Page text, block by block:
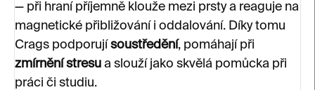
— při hraní příjemně klouže mezi prsty a reaguje na
magnetické přibližování i oddalování. Díky tomu
Crags podporují soustředění, pomáhají při
zmírnění stresu a slouží jako skvělá pomůcka při
práci či studiu.